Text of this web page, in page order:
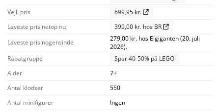
Vejl. pris
699,95 kr.
Laveste pris netop nu
399,00 kr. hos BR
Laveste pris nogensinde
279,00 kr. hos Elgiganten (20. juli
2026).
Rabatgruppe
Spar 40-50% på LEGO
Alder
7+
Antal klodser
550
Antal minifigurer
Ingen